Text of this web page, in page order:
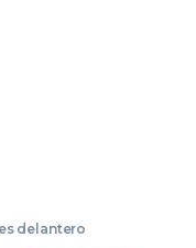
delantero